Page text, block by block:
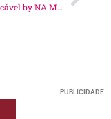
Mesa impecável by NA MESA COM JU!
PUBLICIDADE